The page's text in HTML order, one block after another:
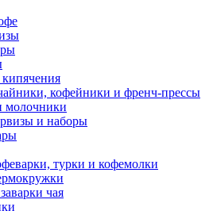
кофейники и френч-прессы
молочники
и наборы
турки и кофемолки
чая